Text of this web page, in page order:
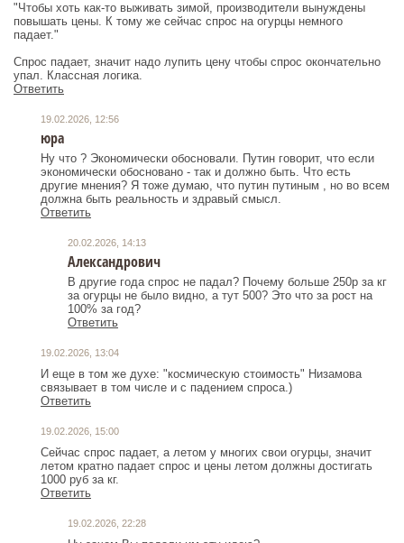
"Чтобы хоть как-то выживать зимой, производители вынуждены
повышать цены. К тому же сейчас спрос на огурцы немного
падает."
Спрос падает, значит надо лупить цену чтобы спрос окончательно
упал. Классная логика.
Ответить
19.02.2026, 12:56
юра
Ну что ? Экономически обосновали. Путин говорит, что если
экономически обосновано - так и должно быть. Что есть
другие мнения? Я тоже думаю, что путин путиным , но во всем
должна быть реальность и здравый смысл.
Ответить
20.02.2026, 14:13
Александрович
В другие года спрос не падал? Почему больше 250р за кг
за огурцы не было видно, а тут 500? Это что за рост на
100% за год?
Ответить
19.02.2026, 13:04
И еще в том же духе: "космическую стоимость" Низамова
связывает в том числе и с падением спроса.)
Ответить
19.02.2026, 15:00
Сейчас спрос падает, а летом у многих свои огурцы, значит
летом кратно падает спрос и цены летом должны достигать
1000 руб за кг.
Ответить
19.02.2026, 22:28